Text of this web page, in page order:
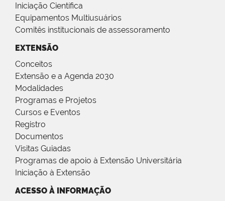
Iniciação Científica
Equipamentos Multiusuários
Comitês institucionais de assessoramento
EXTENSÃO
Conceitos
Extensão e a Agenda 2030
Modalidades
Programas e Projetos
Cursos e Eventos
Registro
Documentos
Visitas Guiadas
Programas de apoio à Extensão Universitária
Iniciação à Extensão
ACESSO À INFORMAÇÃO